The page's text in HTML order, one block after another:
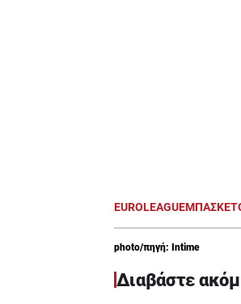
EUROLEAGUEΜΠΑΣΚΕΤ
photo/πηγή: Intime
Διαβάστε